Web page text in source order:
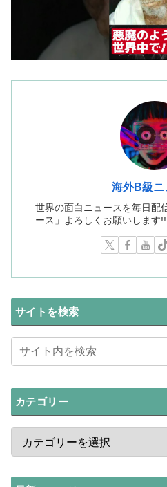
海外B級ニ
世界の面白ニュースを毎日配
ース」よろしくお願いします
サイトを検索
カテゴリー